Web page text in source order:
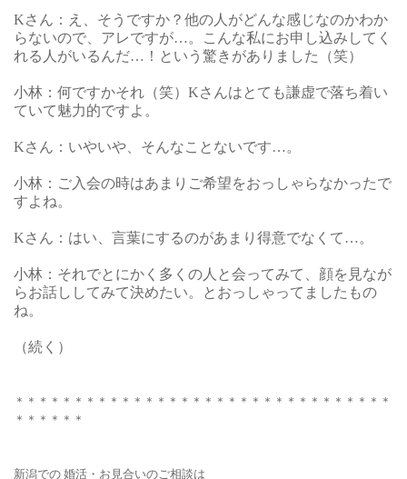
Kさん：え、そうですか？他の人がどんな感じなのかわか
らないので、アレですが…。こんな私にお申し込みしてく
れる人がいるんだ…！という驚きがありました（笑）
小林：何ですかそれ（笑）Kさんはとても謙虚で落ち着い
ていて魅力的ですよ。
Kさん：いやいや、そんなことないです…。
小林：ご入会の時はあまりご希望をおっしゃらなかったで
すよね。
Kさん：はい、言葉にするのがあまり得意でなくて…。
小林：それでとにかく多くの人と会ってみて、顔を見なが
らお話ししてみて決めたい。とおっしゃってましたもの
ね。
（続く）
＊＊＊＊＊＊＊＊＊＊＊＊＊＊＊＊＊＊＊＊＊＊＊＊＊＊＊＊＊＊＊＊
＊＊＊＊＊＊
新潟での 婚活・お見合いのご相談は